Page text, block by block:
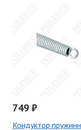
749 ₽
Кондуктор